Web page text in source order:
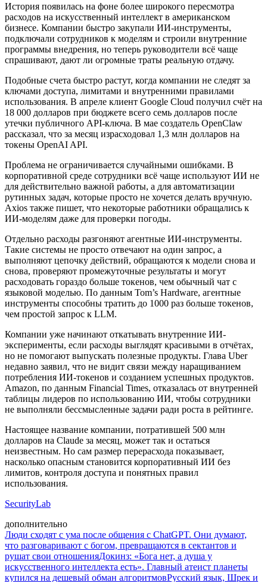
История появилась на фоне более широкого пересмотра
расходов на искусственный интеллект в американском
бизнесе. Компании быстро закупали ИИ-инструменты,
подключали сотрудников к моделям и строили внутренние
программы внедрения, но теперь руководители всё чаще
спрашивают, дают ли огромные траты реальную отдачу.
Подобные счета быстро растут, когда компании не следят за
ключами доступа, лимитами и внутренними правилами
использования. В апреле клиент Google Cloud получил счёт на
18 000 долларов при бюджете всего семь долларов после
утечки публичного API-ключа. В мае создатель OpenClaw
рассказал, что за месяц израсходовал 1,3 млн долларов на
токены OpenAI API.
Проблема не ограничивается случайными ошибками. В
корпоративной среде сотрудники всё чаще используют ИИ не
для действительно важной работы, а для автоматизации
рутинных задач, которые просто не хочется делать вручную.
Axios также пишет, что некоторые работники обращались к
ИИ-моделям даже для проверки погоды.
Отдельно расходы разгоняют агентные ИИ-инструменты.
Такие системы не просто отвечают на один запрос, а
выполняют цепочку действий, обращаются к модели снова и
снова, проверяют промежуточные результаты и могут
расходовать гораздо больше токенов, чем обычный чат с
языковой моделью. По данным Tom’s Hardware, агентные
инструменты способны тратить до 1000 раз больше токенов,
чем простой запрос к LLM.
Компании уже начинают откатывать внутренние ИИ-
эксперименты, если расходы выглядят красивыми в отчётах,
но не помогают выпускать полезные продукты. Глава Uber
недавно заявил, что не видит связи между наращиванием
потребления ИИ-токенов и созданием успешных продуктов.
Amazon, по данным Financial Times, отказалась от внутренней
таблицы лидеров по использованию ИИ, чтобы сотрудники
не выполняли бессмысленные задачи ради роста в рейтинге.
Настоящее название компании, потратившей 500 млн
долларов на Claude за месяц, может так и остаться
неизвестным. Но сам размер перерасхода показывает,
насколько опасным становится корпоративный ИИ без
лимитов, контроля доступа и понятных правил
использования.
SecurityLab
дополнительно
Люди сходят с ума после общения с ChatGPT. Они думают,
что разговаривают с богом, превращаются в сектантов и
рушат свои отношенияДокинз: «Бога нет, а душа у
искусственного интеллекта есть». Главный атеист планеты
купился на дешевый обман алгоритмовРусский язык, Шрек и